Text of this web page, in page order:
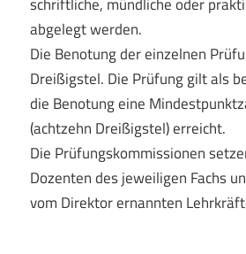
abgelegt werden.
Die Benotung der einzelnen
Dreißigstel. Die Prüfung gilt als
die Benotung eine
(achtzehn Dreißigstel) erreicht.
Die Prüfungskommissionen
Dozenten des jeweiligen Fachs
vom Direktor ernannten